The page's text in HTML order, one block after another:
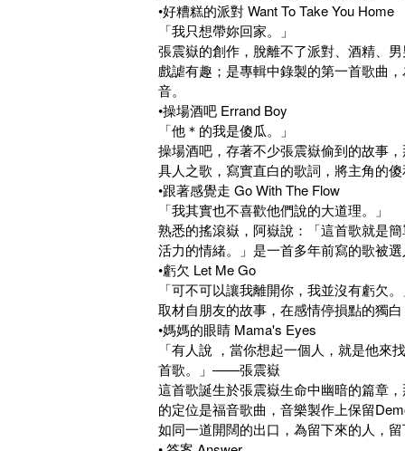
•好糟糕的派對 Want To Take You Home
「我只想帶妳回家。」
張震嶽的創作，脫離不了派對、酒精、
戲謔有趣；是專輯中錄製的第一首歌曲
音。
•操場酒吧 Errand Boy
「他＊的我是傻瓜。」
操場酒吧，存著不少張震嶽偷到的故事
具人之歌，寫實直白的歌詞，將主角的
•跟著感覺走 Go With The Flow
「我其實也不喜歡他們說的大道理。」
熟悉的搖滾嶽，阿嶽說：「這首歌就是
活力的情緒。」是一首多年前寫的歌被
•虧欠 Let Me Go
「可不可以讓我離開你，我並沒有虧欠
取材自朋友的故事，在感情停損點的獨
•媽媽的眼睛 Mama's Eyes
「有人說 ，當你想起一個人，就是他
首歌。」——張震嶽
這首歌誕生於張震嶽生命中幽暗的篇章
的定位是福音歌曲，音樂製作上保留
如同一道開闊的出口，為留下來的人，